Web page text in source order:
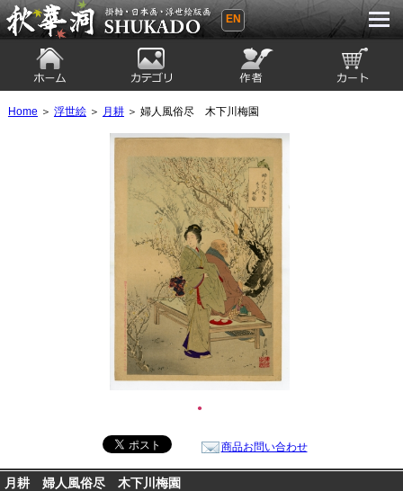
秋華洞 SHUKADO 掛軸・日本画・浮世
EN
Home ＞ 浮世絵＞ 月耕＞ 婦人風俗尽 木下川梅園
●
商品お問い合わせ
月耕 婦人風俗尽 木下川梅園